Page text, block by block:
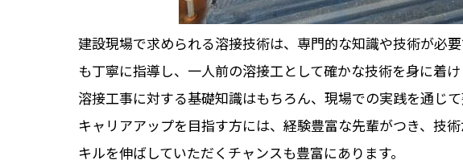
建設現場で求められる溶接技術は、専門的な知識や技術が必
も丁寧に指導し、一人前の溶接工として確かな技術を身に着け
溶接工事に対する基礎知識はもちろん、現場での実践を通じ
キャリアアップを目指す方には、経験豊富な先輩がつき、技
キルを伸ばしていただくチャンスも豊富にあります。